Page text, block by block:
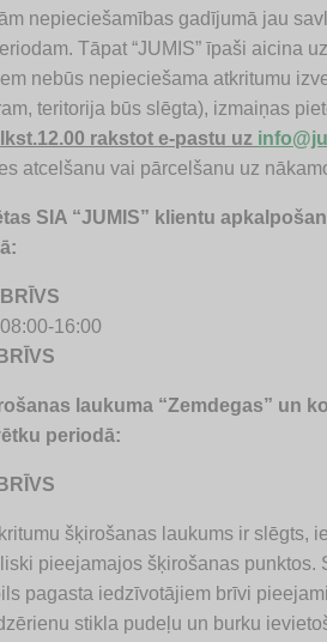
nepieciešamības gadījumā jau
Tāpat “JUMIS” īpaši aicina
nebūs nepieciešama atkritumu
teritorija būs slēgta), izmaiņas
rakstot e-pastu uz
atcelšanu vai pārcelšanu uz
SIA “JUMIS” klientu
BRĪVS
16:00
BRĪVS
laukuma “Zemdegas” un
periodā:
BRĪVS
šķirošanas laukums ir slēgts,
pieejamajos šķirošanas punktos.
pagasta iedzīvotājiem brīvi
stikla pudeļu un burku